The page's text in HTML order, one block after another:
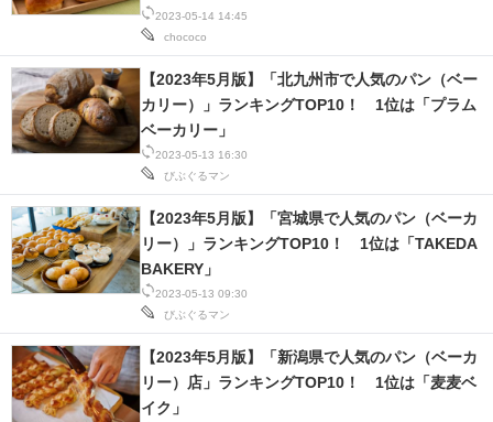
2023-05-14 14:45
chococo
2023-05-13 16:30
びぶぐるマン
【2023年5月版】「北九州市で人気のパン（ベー
カリー）」ランキングTOP10！ 1位は「プラム
ベーカリー」
2023-05-13 09:30
びぶぐるマン
【2023年5月版】「宮城県で人気のパン（ベーカ
リー）」ランキングTOP10！ 1位は「TAKEDA
BAKERY」
【2023年5月版】「新潟県で人気のパン（ベーカ
リー）店」ランキングTOP10！ 1位は「麦麦ベ
イク」